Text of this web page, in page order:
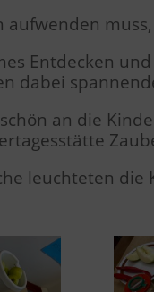
Entdecken
dabei
an die
leuchteten